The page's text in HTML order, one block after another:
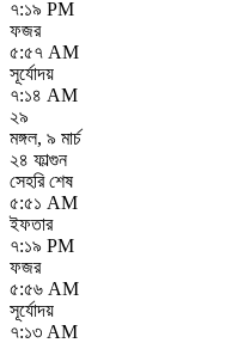
৭:১৯ PM
ফজর
৫:৫৭ AM
সূর্যোদয়
৭:১৪ AM
২৯
মঙ্গল, ৯ মার্চ
২৪ ফাল্গুন
সেহরি শেষ
৫:৫১ AM
ইফতার
৭:১৯ PM
ফজর
৫:৫৬ AM
সূর্যোদয়
৭:১৩ AM